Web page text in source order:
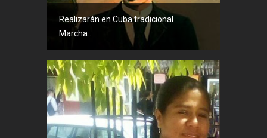
Realizarán en Cuba tradicional
Marcha...